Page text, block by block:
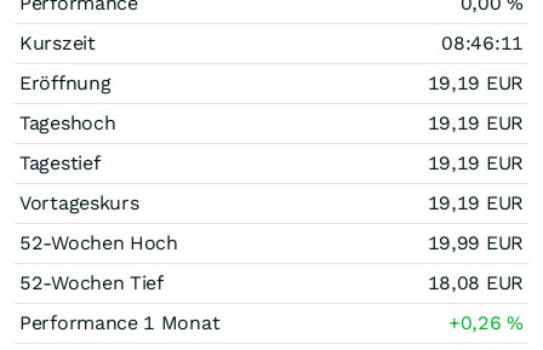
Kurszeit
08:46:11
Eröffnung
19,19 EUR
Tageshoch
19,19 EUR
Tagestief
19,19 EUR
Vortageskurs
19,19 EUR
52-Wochen Hoch
19,99 EUR
52-Wochen Tief
18,08 EUR
Performance 1 Monat
+0,26%